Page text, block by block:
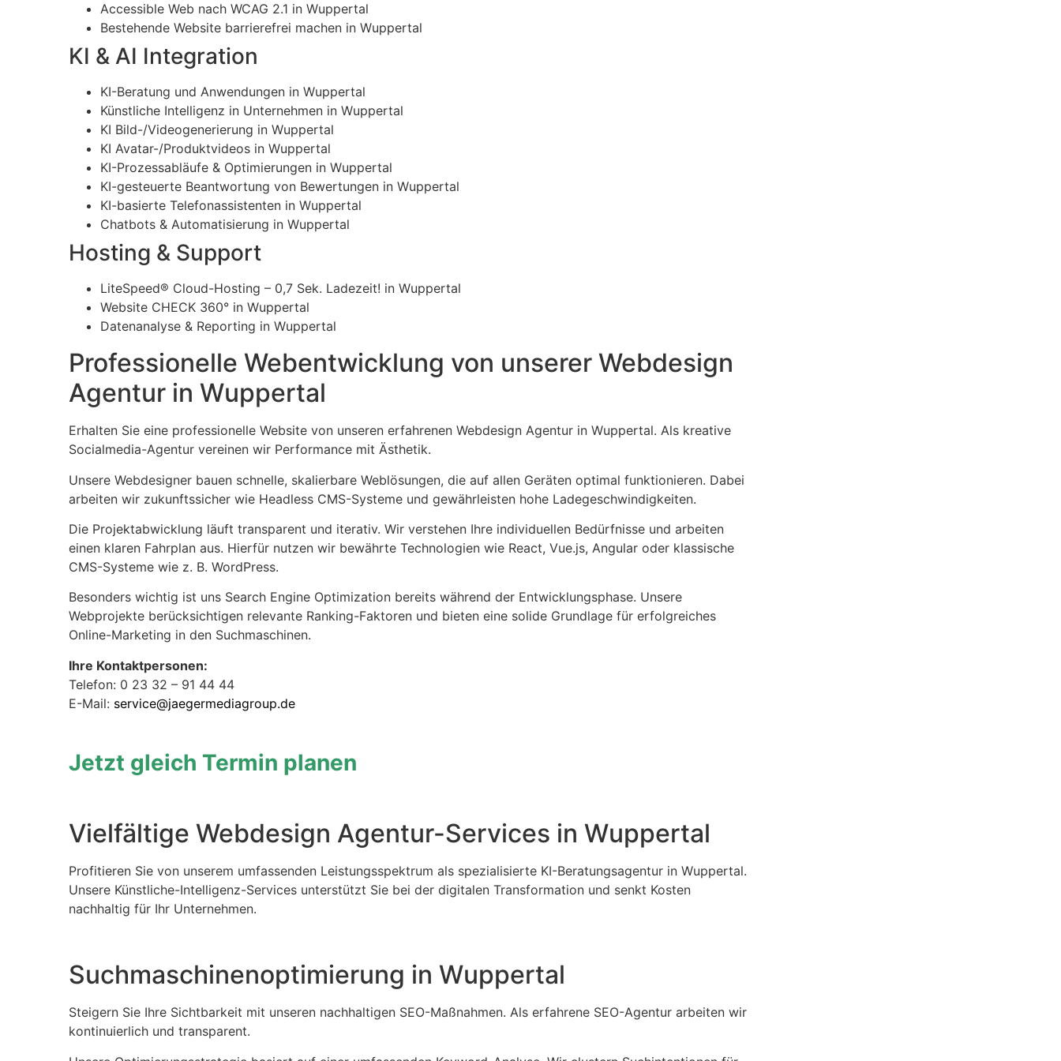
Accessible Web nach WCAG 2.1 in Wuppertal
Bestehende Website barrierefrei machen in Wuppertal
KI & AI Integration
KI-Beratung und Anwendungen in Wuppertal
Künstliche Intelligenz in Unternehmen in Wuppertal
KI Bild-/Videogenerierung in Wuppertal
KI Avatar-/Produktvideos in Wuppertal
KI-Prozessabläufe & Optimierungen in Wuppertal
KI-gesteuerte Beantwortung von Bewertungen in Wuppertal
KI-basierte Telefonassistenten in Wuppertal
Chatbots & Automatisierung in Wuppertal
Hosting & Support
LiteSpeed® Cloud-Hosting – 0,7 Sek. Ladezeit! in Wuppertal
Website CHECK 360° in Wuppertal
Datenanalyse & Reporting in Wuppertal
Professionelle Webentwicklung von unserer Webdesign
Agentur in Wuppertal
Erhalten Sie eine professionelle Website von unseren erfahrenen Webdesign Agentur in Wuppertal. Als kreative
Socialmedia-Agentur vereinen wir Performance mit Ästhetik.
Unsere Webdesigner bauen schnelle, skalierbare Weblösungen, die auf allen Geräten optimal funktionieren. Dabei
arbeiten wir zukunftssicher wie Headless CMS-Systeme und gewährleisten hohe Ladegeschwindigkeiten.
Die Projektabwicklung läuft transparent und iterativ. Wir verstehen Ihre individuellen Bedürfnisse und arbeiten
einen klaren Fahrplan aus. Hierfür nutzen wir bewährte Technologien wie React, Vue.js, Angular oder klassische
CMS-Systeme wie z. B. WordPress.
Besonders wichtig ist uns Search Engine Optimization bereits während der Entwicklungsphase. Unsere
Webprojekte berücksichtigen relevante Ranking-Faktoren und bieten eine solide Grundlage für erfolgreiches
Online-Marketing in den Suchmaschinen.
Ihre Kontaktpersonen:
Telefon: 0 23 32 – 91 44 44
E-Mail: service@jaegermediagroup.de
Jetzt gleich Termin planen
Vielfältige Webdesign Agentur-Services in Wuppertal
Profitieren Sie von unserem umfassenden Leistungsspektrum als spezialisierte KI-Beratungsagentur in Wuppertal.
Unsere Künstliche-Intelligenz-Services unterstützt Sie bei der digitalen Transformation und senkt Kosten
nachhaltig für Ihr Unternehmen.
Suchmaschinenoptimierung in Wuppertal
Steigern Sie Ihre Sichtbarkeit mit unseren nachhaltigen SEO-Maßnahmen. Als erfahrene SEO-Agentur arbeiten wir
kontinuierlich und transparent.